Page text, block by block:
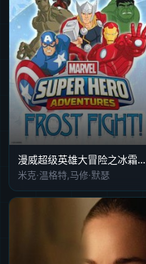
漫威超级英雄大冒险之冰霜大作战
米克·温格特,马修·默瑟